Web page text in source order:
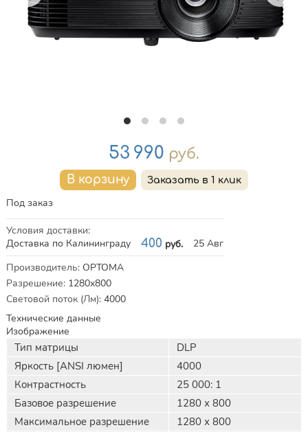
Цена
53 990 руб.
Под заказ
Условия доставки:
Доставка по Калининграду
400 руб.
25 Авг
Характеристики
Производитель: OPTOMA
Разрешение: 1280x800
Световой поток (Лм): 4000
Технические данные
Изображение
Тип матрицы
DLP
Яркость [ANSI люмен]
4000
Контрастность
25 000: 1
Базовое разрешение
1280 х 800
Максимальное разрешение
1280 х 800